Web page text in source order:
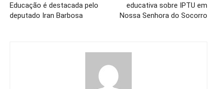
Educação é destacada pelo
deputado Iran Barbosa
educativa sobre IPTU em
Nossa Senhora do Socorro